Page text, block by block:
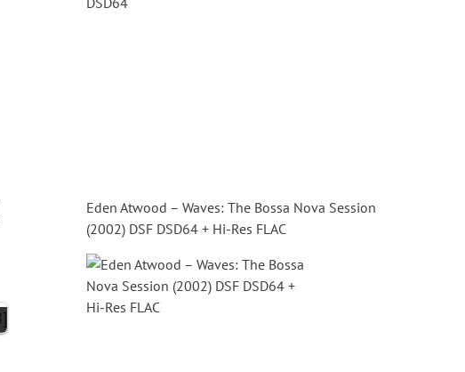
Eden Atwood – Waves: The Bossa Nova Session
(2002) DSF DSD64 + Hi-Res FLAC